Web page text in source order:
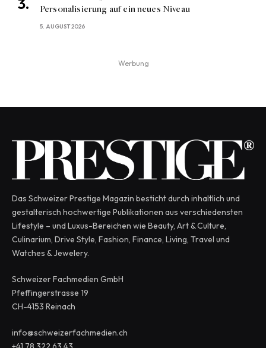
Personalisierung auf ein neues Niveau
5. AUGUST 2026
Werbung
Das Schweizer Prestige Magazin besticht durch inhaltlich und
gestalterisch hochwertige Publikationen aus verschiedensten
Lifestyle – und Luxus-Bereichen wie Beauty, Art & Culture,
Culinarium, Drive Style, Fashion, Finance, Living, Travel und
Watches & Jewelery.
Schweizer Fachmedien GmbH
Pfeffingerstrasse 19
CH-4153 Reinach
info@schweizerfachmedien.ch